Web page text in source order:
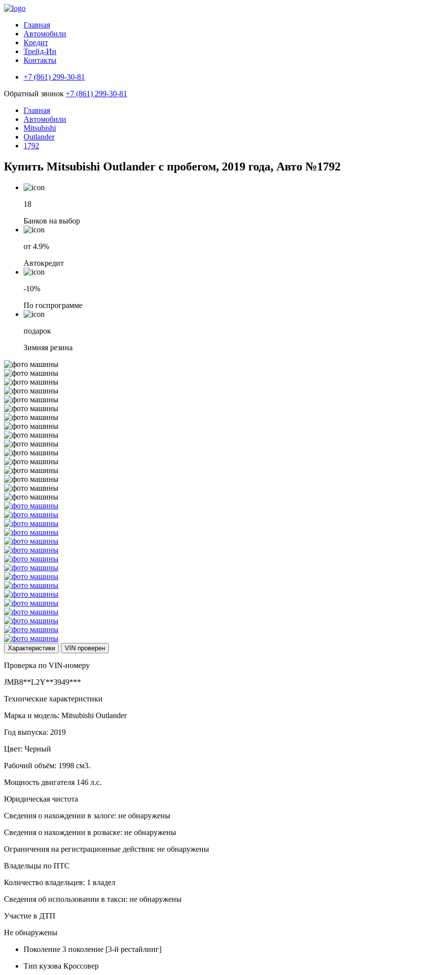
Главная
Автомобили
Кредит
Трейд-Ин
Контакты
+7 (861) 299-30-81
Обратный звонок +7 (861) 299-30-81
Главная
Автомобили
Mitsubishi
Outlander
1792
Купить Mitsubishi Outlander с пробегом, 2019 года, Авто №1792
18
Банков на выбор
от 4.9%
Автокредит
-10%
По госпрограмме
подарок
Зимняя резина
Характеристики VIN проверен
Проверка по VIN-номеру
JMB8**L2Y**3949***
Технические характеристики
Марка и модель: Mitsubishi Outlander
Год выпуска: 2019
Цвет: Черный
Рабочий объём: 1998 см3.
Мощность двигателя 146 л.с.
Юридическая чистота
Сведения о нахождении в залоге: не обнаружены
Сведения о нахождении в розыске: не обнаружены
Ограничения на регистрационные действия: не обнаружены
Владельцы по ПТС
Количество владельцев: 1 владел
Сведения об использовании в такси: не обнаружены
Участие в ДТП
Не обнаружены
Поколение 3 поколение [3-й рестайлинг]
Тип кузова Кроссовер